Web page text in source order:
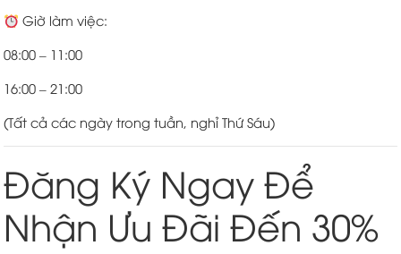
Giờ làm việc:
08:00 – 11:00
16:00 – 21:00
(Tất cả các ngày trong tuần, nghỉ Thứ Sáu)
Đăng Ký Ngay Để
Nhận Ưu Đãi Đến 30%